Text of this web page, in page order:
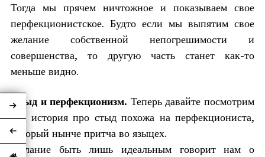
Тогда мы прячем ничтожное и показываем свое
перфекционистское. Будто если мы выпятим свое
желание собственной непогрешимости и
совершенства, то другую часть станет как-то
меньше видно.
Стыд и перфекционизм. Теперь давайте посмотрим
как история про стыд похожа на перфекциониста,
который нынче притча во языцех.
Желание быть лишь идеальным говорит нам о